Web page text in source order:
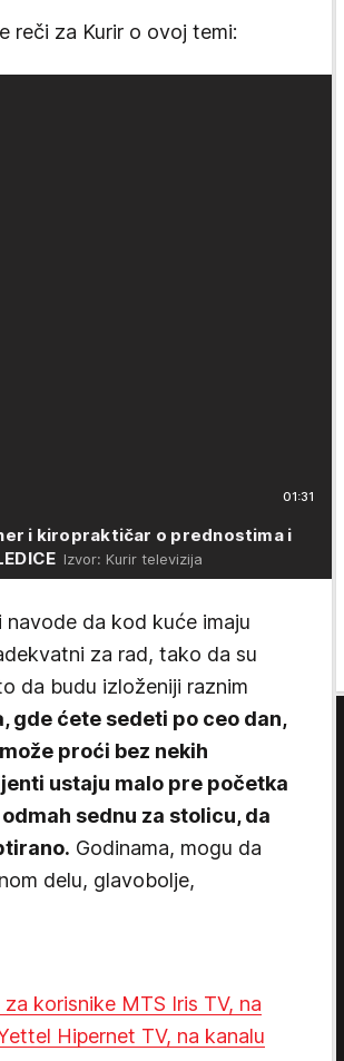
reči za Kurir o ovoj temi:
01:31
i kiropraktičar o prednostima i
Izvor: Kurir televizija
da kod kuće imaju
za rad, tako da su
da budu izloženiji raznim
gde ćete sedeti po ceo dan,
proći bez nekih
ustaju malo pre početka
sednu za stolicu, da
Godinama, mogu da
delu, glavobolje,
korisnike MTS Iris TV, na
Hipernet TV, na kanalu